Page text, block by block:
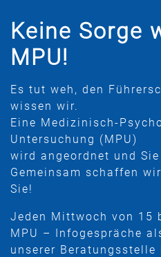
Keine Sorge
MPU!
Es tut weh, den
wissen wir.
Eine Medizinisch-
Untersuchung (MPU)
wird angeordnet und
Gemeinsam schaffen
Sie!
Jeden Mittwoch von 15
MPU – Infogespräche
unserer Beratungsstelle